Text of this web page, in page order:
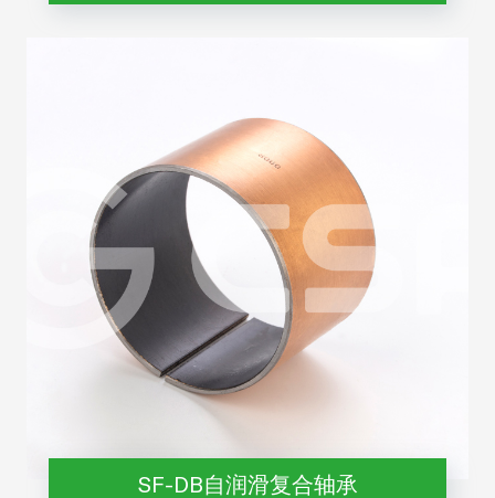
SF-DB自润滑复合轴承